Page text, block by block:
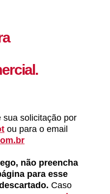
sua solicitação por
ou para o email
não preencha
para esse
Caso